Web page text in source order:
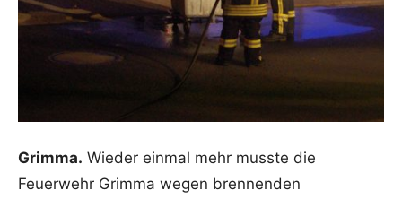
Grimma. Wieder einmal mehr musste die
Feuerwehr Grimma wegen brennenden